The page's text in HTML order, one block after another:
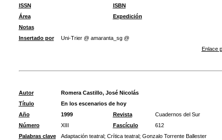
ISSN
ISBN
Área
Expedición
Notas
Insertado por
Uni-Trier @ amaranta_sg @
Enlace
Autor
Romera Castillo, José Nicolás
Título
En los escenarios de hoy
Año
1999 Revista
Cuadernos del Sur
Número
XIII Fascículo
612
Palabras clave
Adaptación teatral; Crítica teatral; Gonzalo Torrente Ballester